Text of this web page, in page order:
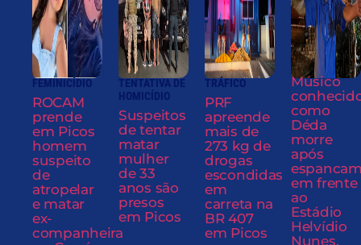
FEMINICÍDIO
ROCAM
prende
em Picos
homem
suspeito
de
atropelar
e matar
ex-
companheira
TENTATIVA DE
HOMICÍDIO
Suspeitos
de tentar
matar
mulher
de 33
anos são
presos
em Picos
TRÁFICO
PRF
apreende
mais de
273 kg de
drogas
escondidas
em
carreta na
BR 407
em Picos
Músico
como
Déda
morre
após
em frente
ao
Estádio
Helvídio
Nunes,